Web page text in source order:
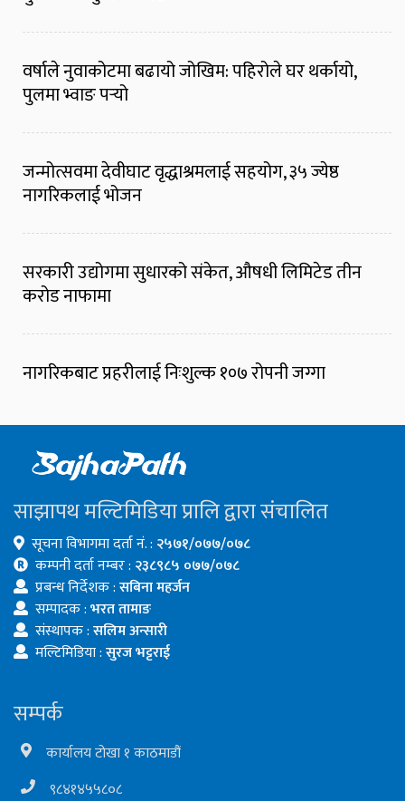
वर्षाले नुवाकोटमा बढायो जोखिम: पहिरोले घर थर्कायो,
पुलमा भ्वाङ पर्‍यो
जन्मोत्सवमा देवीघाट वृद्धाश्रमलाई सहयोग, ३५ ज्येष्ठ
नागरिकलाई भोजन
सरकारी उद्योगमा सुधारको संकेत, औषधी लिमिटेड तीन
करोड नाफामा
नागरिकबाट प्रहरीलाई निःशुल्क १०७ रोपनी जग्गा
साझापथ मल्टिमिडिया प्रालि द्वारा संचालित
सूचना विभागमा दर्ता नं. : २५७१/०७७/०७८
कम्पनी दर्ता नम्बर : २३८९८५ ०७७/०७८
प्रबन्ध निर्देशक :सबिना महर्जन
सम्पादक :भरत तामाङ
संस्थापक :सलिम अन्सारी
मल्टिमिडिया :सुरज भट्टराई
सम्पर्क
कार्यालय टोखा १ काठमाडौं
९८४१४५५८०८